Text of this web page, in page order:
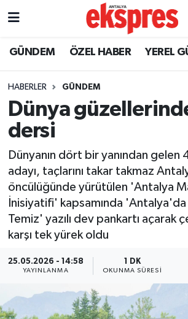
GÜNDEM ÖZEL HABER YEREL
HABERLER GÜNDEM
Dünya
dersi
Dünyanın dört bir yanından gelen
adayı, taçlarını takar takmaz
öncülüğünde yürütülen 'Antalya
İnisiyatifi' kapsamında
Temiz' yazılı dev pankartı açarak
karşı tek yürek oldu
25.05.2026 - 14:58
YAYINLANMA
1 DK
OKUNMA SÜRESI
ÖZEL HABER
YEREL GÜNDEM
EKONOMİ
KÜLTÜR - SANAT
SPOR
SİYASET
SAĞLIK
DÜNYA
Nöbetçi Eczaneler
Trafik Durumu
Süper Lig Puan Durumu ve
Tüm Manşetler
Son Dakika Haberleri
Haber Arşivi